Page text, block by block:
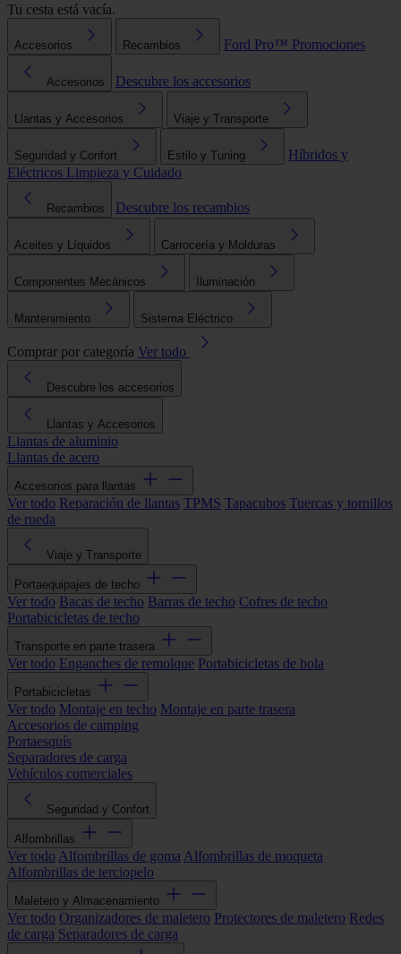
Tu cesta está vacía.
Accesorios Recambios Ford Pro™ Promociones
Accesorios Descubre los accesorios
Llantas y Accesorios Viaje y Transporte
Seguridad y Confort Estilo y Tuning
Híbridos y
Eléctricos Limpieza y Cuidado
Recambios Descubre los recambios
Aceites y Líquidos Carrocería y Molduras
Componentes Mecánicos Iluminación
Mantenimiento Sistema Eléctrico
Comprar por categoría Ver todo
Descubre los accesorios
Llantas y Accesorios
Llantas de aluminio
Llantas de acero
Accesorios para llantas
Ver todo Reparación de llantas TPMS Tapacubos Tuercas y tornillos
de rueda
Viaje y Transporte
Portaequipajes de techo
Ver todo Bacas de techo Barras de techo Cofres de techo
Portabicicletas de techo
Transporte en parte trasera
Ver todo Enganches de remolque Portabicicletas de bola
Portabicicletas
Ver todo Montaje en techo Montaje en parte trasera
Accesorios de camping
Portaesquís
Separadores de carga
Vehículos comerciales
Seguridad y Confort
Alfombrillas
Ver todo Alfombrillas de goma Alfombrillas de moqueta
Alfombrillas de terciopelo
Maletero y Almacenamiento
Ver todo Organizadores de maletero Protectores de maletero Redes
de carga Separadores de carga